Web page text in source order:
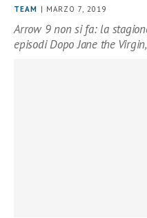
TEAM | MARZO 7, 2019
Arrow 9 non si fa: la
episodi Dopo Jane the